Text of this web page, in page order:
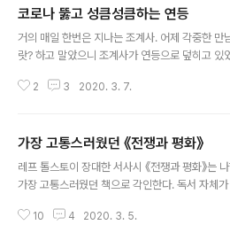
코로나 뚫고 성큼성큼하는 연등
거의 매일 한번은 지나는 조계사. 어제 각중한 만
랏? 하고 말았으니 조계사가 연등으로 덮히고 있
가? 4월 30일이다 올핸 좀 빠르다. 조만간 윤달이
이러스로 어느 때보다 뒤숭한 싯타르타 생일상이
을까 싶다. 그때까진 이 난국이 좀 수그러들지 않
하지만 모를 일이다. 그래도 이 우중충함에 울긋
2 3 2020. 3. 7.
가장 고통스러웠던 《전쟁과 평화》
레프 톨스토이 장대한 서사시 《전쟁과 평화》는
가장 고통스러웠던 책으로 각인한다. 독서 자체
이를 처음이자 마지막으로 완독한 때가 아마 대학
10 4 2020. 3. 5.